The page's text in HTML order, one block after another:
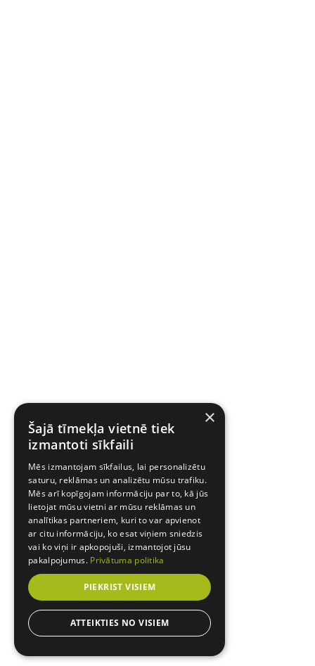
×
Šajā tīmekļa vietnē tiek
izmantoti sīkfaili
Mēs izmantojam sīkfailus, lai personalizētu
saturu, reklāmas un analizētu mūsu trafiku.
Mēs arī kopīgojam informāciju par to, kā jūs
lietojat mūsu vietni ar mūsu reklāmas un
analītikas partneriem, kuri to var apvienot
ar citu informāciju, ko esat viņiem sniedzis
vai ko viņi ir apkopojuši, izmantojot jūsu
pakalpojumus. Privātuma politika
PIEKRIST VISIEM
ATTEIKTIES NO VISIEM